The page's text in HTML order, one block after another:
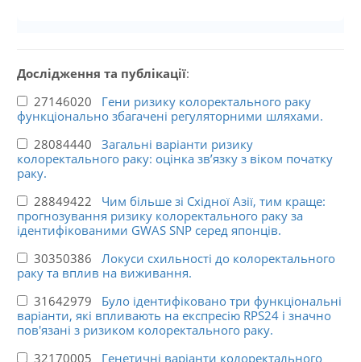
Дослідження та публікації:
27146020 Гени ризику колоректального раку
функціонально збагачені регуляторними шляхами.
28084440 Загальні варіанти ризику
колоректального раку: оцінка зв’язку з віком початку
раку.
28849422 Чим більше зі Східної Азії, тим краще:
прогнозування ризику колоректального раку за
ідентифікованими GWAS SNP серед японців.
30350386 Локуси схильності до колоректального
раку та вплив на виживання.
31642979 Було ідентифіковано три функціональні
варіанти, які впливають на експресію RPS24 і значно
пов'язані з ризиком колоректального раку.
32170005 Генетичні варіанти колоректального